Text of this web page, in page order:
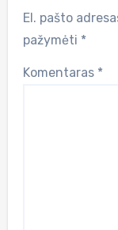
El. pašto
pažymėti *
Komentaras *